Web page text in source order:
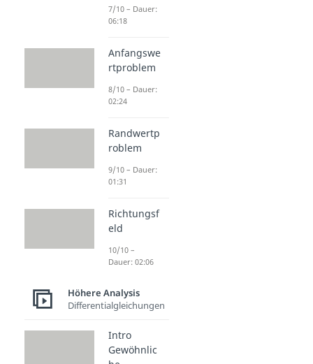
7/10 – Dauer:
06:18
Anfangswe
rtproblem
8/10 – Dauer:
02:24
Randwertp
roblem
9/10 – Dauer:
01:31
Richtungsf
eld
10/10 –
Dauer: 02:06
Höhere Analysis
Differentialgleichungen
Intro
Gewöhnlic